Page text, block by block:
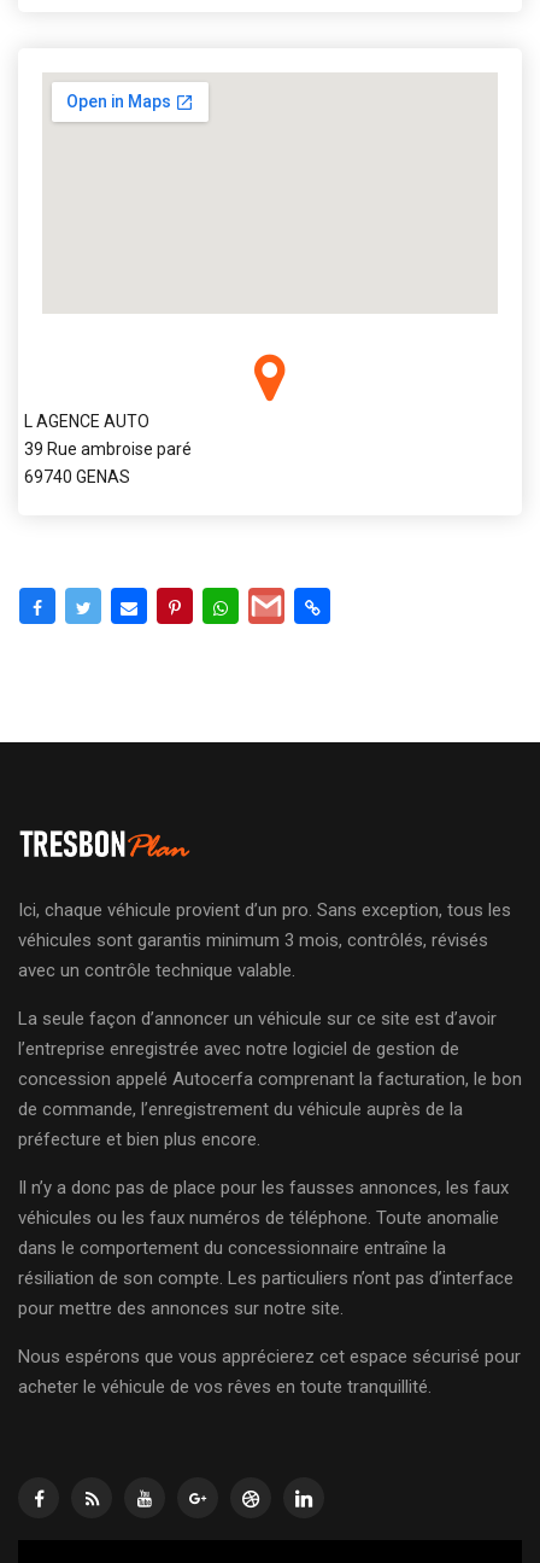
L AGENCE AUTO
39 Rue ambroise paré
69740 GENAS
Ici, chaque véhicule provient d’un pro. Sans exception, tous les
véhicules sont garantis minimum 3 mois, contrôlés, révisés
avec un contrôle technique valable.
La seule façon d’annoncer un véhicule sur ce site est d’avoir
l’entreprise enregistrée avec notre logiciel de gestion de
concession appelé Autocerfa comprenant la facturation, le bon
de commande, l’enregistrement du véhicule auprès de la
préfecture et bien plus encore.
Il n’y a donc pas de place pour les fausses annonces, les faux
véhicules ou les faux numéros de téléphone. Toute anomalie
dans le comportement du concessionnaire entraîne la
résiliation de son compte. Les particuliers n’ont pas d’interface
pour mettre des annonces sur notre site.
Nous espérons que vous apprécierez cet espace sécurisé pour
acheter le véhicule de vos rêves en toute tranquillité.